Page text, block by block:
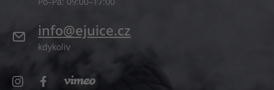
info@ejuice.cz
kdykoliv